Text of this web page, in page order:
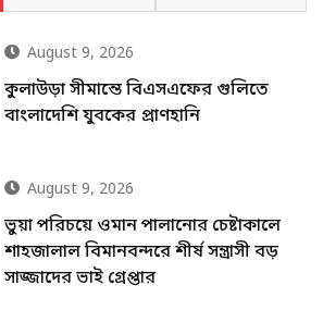
August 9, 2026
কুলাউড়া সীমান্তে বিএসএফের গুলিতে
বাংলাদেশি যুবকের প্রাণহানি
August 9, 2026
ভুয়া পরিচয়ে ওমান পালানোর চেষ্টাকালে
শাহজালাল বিমানবন্দরে শীর্ষ সন্ত্রাসী বড়
সাজ্জাদের ভাই গ্রেপ্তার